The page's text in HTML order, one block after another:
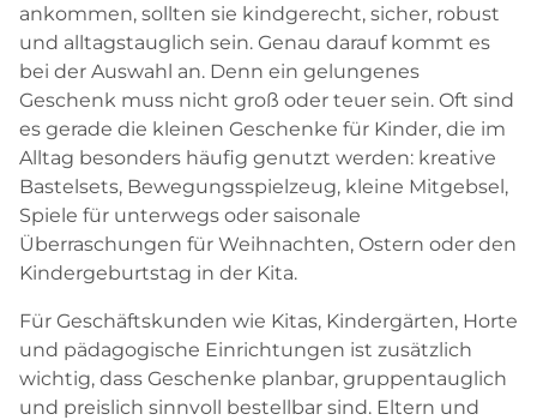
ankommen, sollten sie kindgerecht, sicher, robust
und alltagstauglich sein. Genau darauf kommt es
bei der Auswahl an. Denn ein gelungenes
Geschenk muss nicht groß oder teuer sein. Oft sind
es gerade die kleinen Geschenke für Kinder, die im
Alltag besonders häufig genutzt werden: kreative
Bastelsets, Bewegungsspielzeug, kleine Mitgebsel,
Spiele für unterwegs oder saisonale
Überraschungen für Weihnachten, Ostern oder den
Kindergeburtstag in der Kita.
Für Geschäftskunden wie Kitas, Kindergärten, Horte
und pädagogische Einrichtungen ist zusätzlich
wichtig, dass Geschenke planbar, gruppentauglich
und preislich sinnvoll bestellbar sind. Eltern und